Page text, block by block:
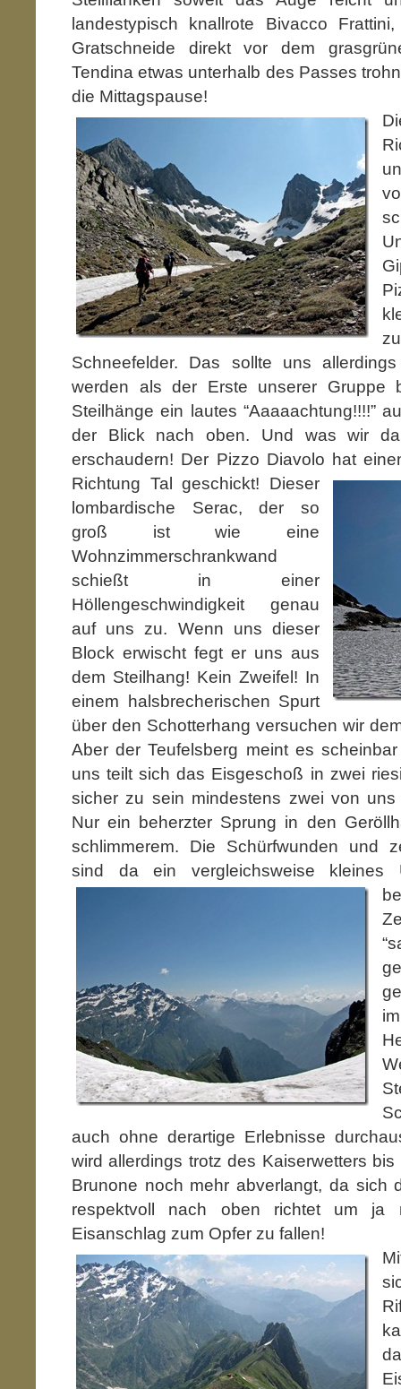
landestypisch knallrote Bivacco
Gratschneide direkt vor dem
Tendina etwas unterhalb des Passes
die Mittagspause!
Schneefelder. Das sollte uns
werden als der Erste unserer Gruppe
Steilhänge ein lautes “Aaaaachtung!!!!”
der Blick nach oben. Und was wir
erschaudern! Der Pizzo Diavolo hat
Richtung Tal geschickt! Dieser
lombardische Serac, der so
groß ist wie eine
Wohnzimmerschrankwand
schießt in einer
Höllengeschwindigkeit genau
auf uns zu. Wenn uns dieser
Block erwischt fegt er uns aus
dem Steilhang! Kein Zweifel! In
einem halsbrecherischen Spurt
über den Schotterhang versuchen wir
Aber der Teufelsberg meint es
uns teilt sich das Eisgeschoß in zwei
sicher zu sein mindestens zwei von
Nur ein beherzter Sprung in den
schlimmerem. Die Schürfwunden und
sind da ein vergleichsweise kleines
auch ohne derartige Erlebnisse
wird allerdings trotz des Kaiserwetters
Brunone noch mehr abverlangt, da sich
respektvoll nach oben richtet um ja
Eisanschlag zum Opfer zu fallen!